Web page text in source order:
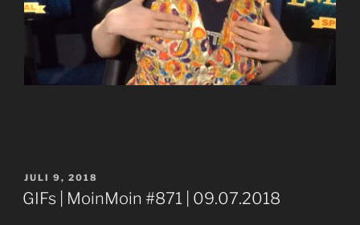
VERÖFFENTLICHT
AM
JULI 9, 2018
GIFs | MoinMoin #871 | 09.07.2018